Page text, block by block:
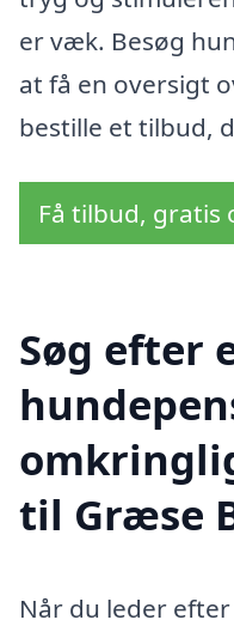
er væk. Besøg
at få en oversigt
bestille et tilbud,
Få tilbud,
Søg efter
til Græse
Når du leder